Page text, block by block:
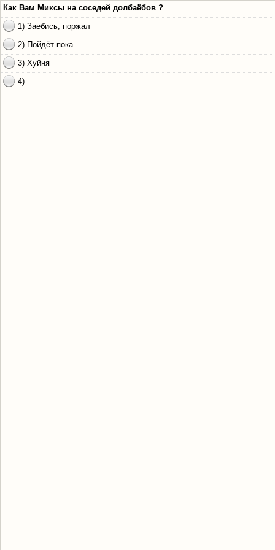
Как Вам Миксы на соседей долбаёбов ?
1) Заебись, поржал
2) Пойдёт пока
3) Хуйня
4)